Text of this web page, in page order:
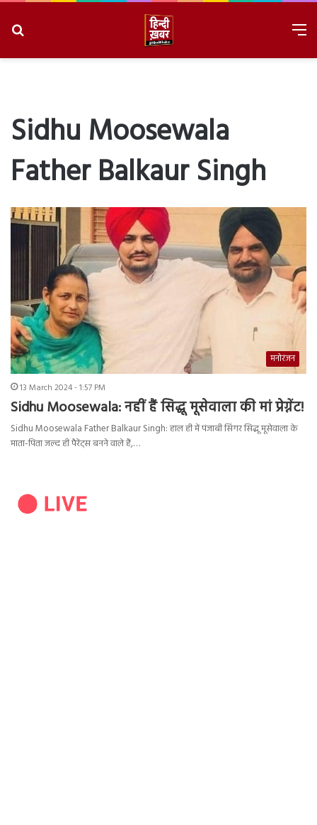
Sidhu Moosewala
Father Balkaur Singh
मनोरंजन
13 March 2024 - 1:57 PM
Sidhu Moosewala: नहीं हैं सिद्धू मूसेवाला की मां प्रेग्नेंट!
Sidhu Moosewala Father Balkaur Singh: हाल ही में पंजाबी सिंगर सिद्धू मूसेवाला के
माता-पिता जल्द ही पैरेंट्स बनने वाले हैं,…